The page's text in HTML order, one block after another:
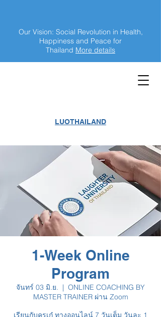
LUOTHAILAND
Our Vision: Social Revolution in Health,
Happiness and Peace for
Thailand More details
1-Week Online
Program
จันทร์ 03 มิ.ย.
  |
ONLINE COACHING BY
MASTER TRAINER ผ่าน Zoom
เรียนกับครูเก๋ ทางออนไลน์ 7 วันเต็ม วันละ 1